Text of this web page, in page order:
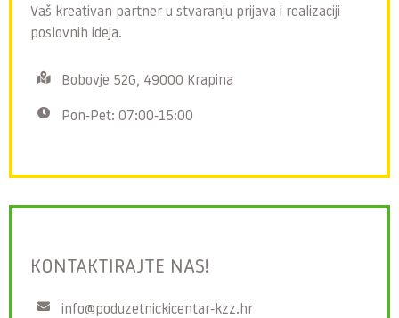
Vaš kreativan partner u stvaranju prijava i realizaciji
poslovnih ideja.
Bobovje 52G, 49000 Krapina
Pon-Pet: 07:00-15:00
KONTAKTIRAJTE NAS!
info@poduzetnickicentar-kzz.hr